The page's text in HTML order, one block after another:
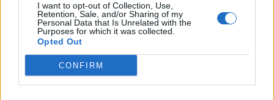
I want to opt-out of Collection, Use,
Retention, Sale, and/or Sharing of my
Personal Data that Is Unrelated with the
Purposes for which it was collected.
Opted Out
CONFIRM
Anno di Fondazione:1878 come Domingo's FC
Stadio:Goodison Park
Città:Liverpool
Presidente:Dan Friedkin
Manager:David Moyes